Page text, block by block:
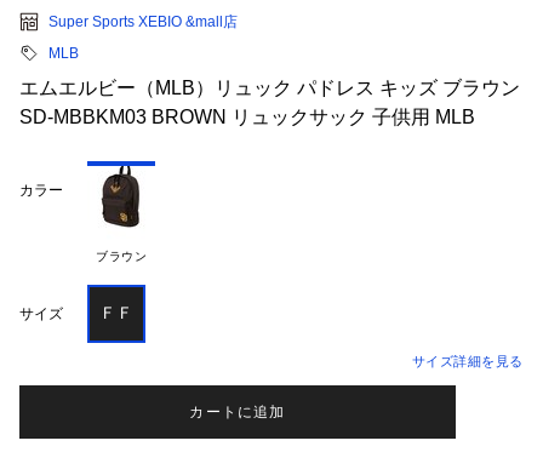
Super Sports XEBIO &mall店
MLB
エムエルビー（MLB）リュック パドレス キッズ ブラウン
SD-MBBKM03 BROWN リュックサック 子供用 MLB
カラー
ブラウン
サイズ ＦＦ
サイズ詳細を見る
カートに追加